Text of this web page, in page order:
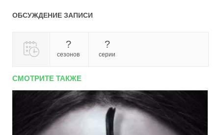
ОБСУЖДЕНИЕ ЗАПИСИ
?
сезонов
?
серии
СМОТРИТЕ ТАКЖЕ